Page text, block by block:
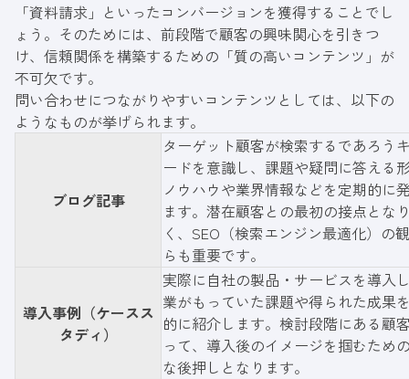
「資料請求」といったコンバージョンを獲得することでし
ょう。そのためには、前段階で顧客の興味関心を引きつ
け、信頼関係を構築するための「質の高いコンテンツ」が
不可欠です。
問い合わせにつながりやすいコンテンツとしては、以下の
ようなものが挙げられます。
ブログ記事
ターゲット顧客が検索するであろう
ードを意識し、課題や疑問に答える
ノウハウや業界情報などを定期的に
ます。潜在顧客との最初の接点とな
く、SEO（検索エンジン最適化）の
らも重要です。
導入事例（ケースス
タディ）
実際に自社の製品・サービスを導入
業がもっていた課題や得られた成果
的に紹介します。検討段階にある顧
って、導入後のイメージを掴むため
な後押しとなります。